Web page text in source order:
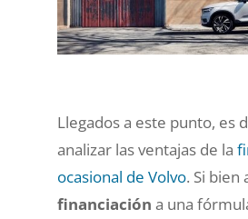
Llegados a este punto, es
analizar las ventajas de la
ocasional de Volvo. Si bien
financiación a una